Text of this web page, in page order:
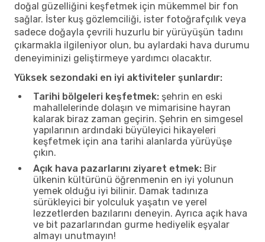
doğal güzelliğini keşfetmek için mükemmel bir fon
sağlar. İster kuş gözlemciliği, ister fotoğrafçılık veya
sadece doğayla çevrili huzurlu bir yürüyüşün tadını
çıkarmakla ilgileniyor olun, bu aylardaki hava durumu
deneyiminizi geliştirmeye yardımcı olacaktır.
Yüksek sezondaki en iyi aktiviteler şunlardır:
Tarihi bölgeleri keşfetmek: şehrin en eski
mahallelerinde dolaşın ve mimarisine hayran
kalarak biraz zaman geçirin. Şehrin en simgesel
yapılarının ardındaki büyüleyici hikayeleri
keşfetmek için ana tarihi alanlarda yürüyüşe
çıkın.
Açık hava pazarlarını ziyaret etmek: Bir
ülkenin kültürünü öğrenmenin en iyi yolunun
yemek olduğu iyi bilinir. Damak tadınıza
sürükleyici bir yolculuk yaşatın ve yerel
lezzetlerden bazılarını deneyin. Ayrıca açık hava
ve bit pazarlarından gurme hediyelik eşyalar
almayı unutmayın!